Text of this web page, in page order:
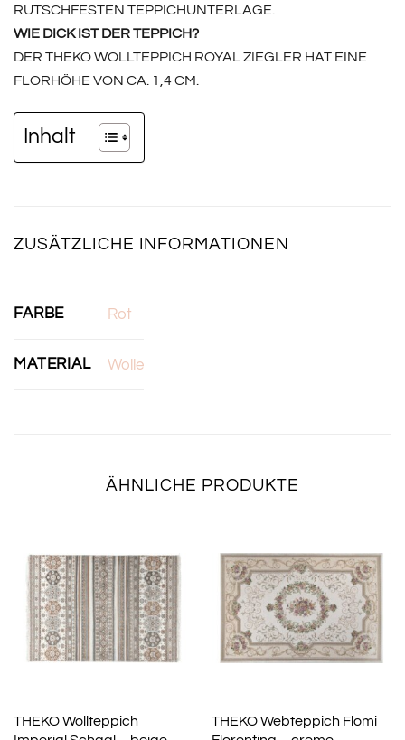
RUTSCHFESTEN TEPPICHUNTERLAGE.
WIE DICK IST DER TEPPICH?
DER THEKO WOLLTEPPICH ROYAL ZIEGLER HAT EINE
FLORHÖHE VON CA. 1,4 CM.
Inhalt
ZUSÄTZLICHE INFORMATIONEN
FARBE Rot
MATERIAL Wolle
ÄHNLICHE PRODUKTE
THEKO Wollteppich
THEKO Webteppich Flomi